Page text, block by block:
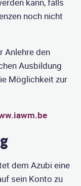
kann, falls
noch nicht
Anlehre den
Ausbildung
Möglichkeit zur
dem Azubi eine
sein Konto zu